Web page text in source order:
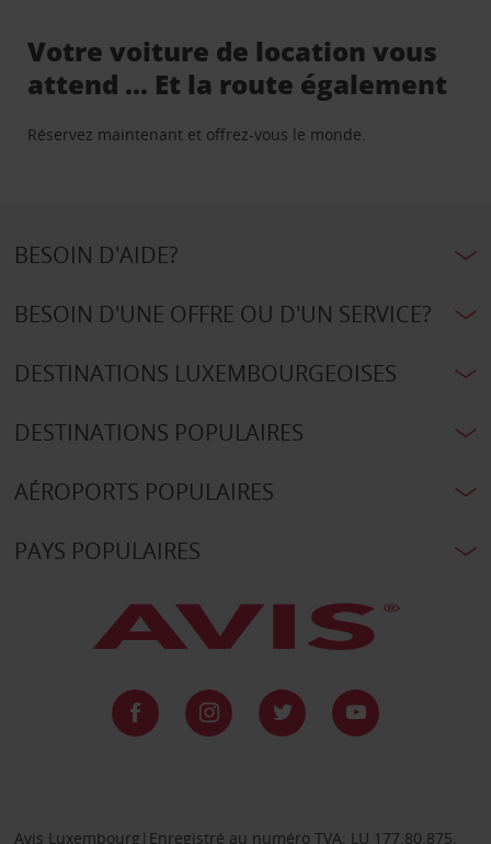
Votre voiture de location vous
attend … Et la route également
Réservez maintenant et offrez-vous le monde.
BESOIN D'AIDE?
BESOIN D'UNE OFFRE OU D'UN SERVICE?
DESTINATIONS LUXEMBOURGEOISES
DESTINATIONS POPULAIRES
AÉROPORTS POPULAIRES
PAYS POPULAIRES
Avis Luxembourg|Enregistré au numéro TVA: LU 177.80.875,